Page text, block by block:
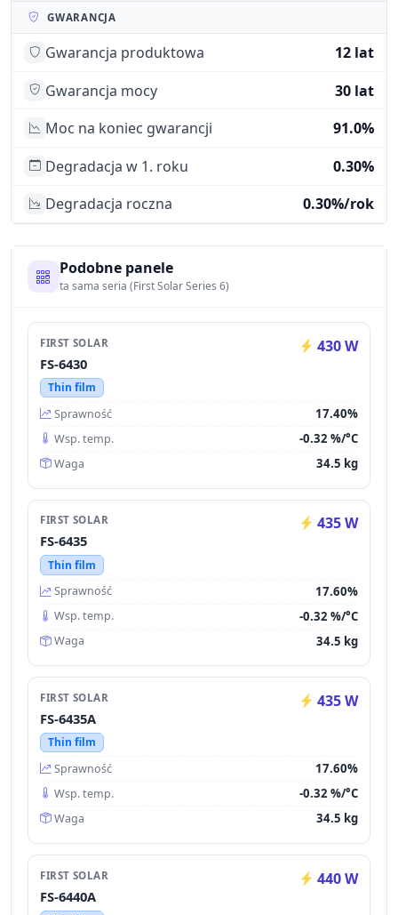
GWARANCJA
Gwarancja produktowa
12 lat
Gwarancja mocy
30 lat
Moc na koniec gwarancji
91.0%
Degradacja w 1. roku
0.30%
Degradacja roczna
0.30%/rok
Podobne panele
ta sama seria (First Solar Series 6)
FIRST SOLAR 430 W
FS-6430
Thin film
Sprawność
17.40%
Wsp. temp. -0.32 %/°C
Waga 34.5 kg
FIRST SOLAR 435 W
FS-6435
Thin film
Sprawność
17.60%
Wsp. temp. -0.32 %/°C
Waga 34.5 kg
FIRST SOLAR 435 W
FS-6435A
Thin film
Sprawność
17.60%
Wsp. temp. -0.32 %/°C
Waga 34.5 kg
FIRST SOLAR 440 W
FS-6440A